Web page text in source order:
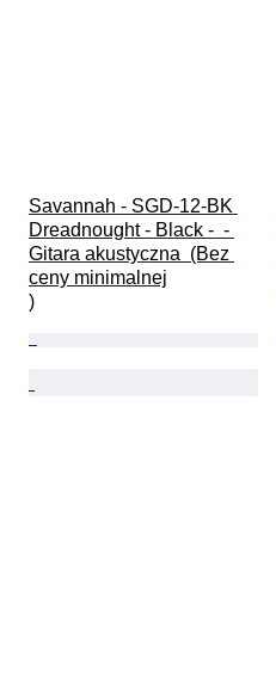
Savannah - SGD-12-BK
Dreadnought - Black -  -
Gitara akustyczna  (Bez
ceny minimalnej
)